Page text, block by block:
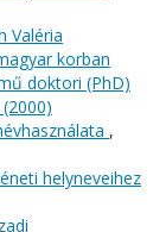
Valéria
korban
doktori (PhD)
,
helyneveihez